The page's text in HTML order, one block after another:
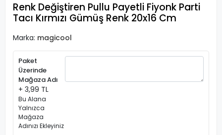
Renk Değiştiren Pullu Payetli Fiyonk Parti
Tacı Kırmızı Gümüş Renk 20x16 Cm
Marka: magicool
Paket
Üzerinde
Mağaza Adı
+ 3,99 TL
Bu Alana
Yalnızca
Mağaza
Adınızı Ekleyiniz